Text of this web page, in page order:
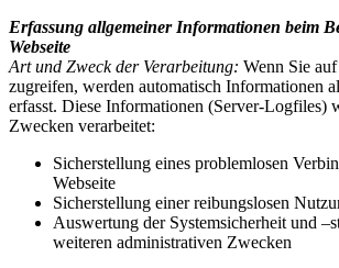
Erfassung allgemeiner Informationen beim
Webseite
Art und Zweck der Verarbeitung: Wenn Sie
zugreifen, werden automatisch Informationen
erfasst. Diese Informationen (Server-Logfiles)
Zwecken verarbeitet:
Sicherstellung eines problemlosen
Webseite
Sicherstellung einer reibungslosen
Auswertung der Systemsicherheit und
weiteren administrativen Zwecken